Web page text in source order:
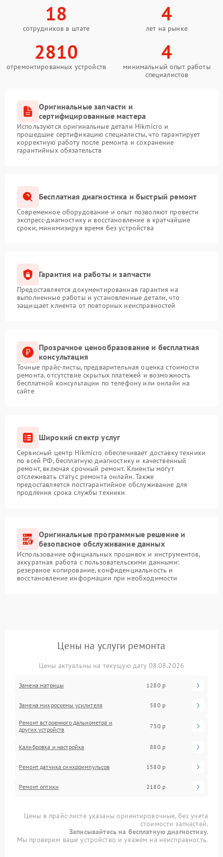
18
сотрудников в штате
4
лет на рынке
2810
отремонтированных устройств
4
минимальный опыт работы
специалистов
Оригинальные запчасти и
сертифицированные мастера
Используются оригинальные детали Hikmicro и
прошедшие сертификацию специалисты, что гарантирует
корректную работу после ремонта и сохранение
гарантийных обязательств
Бесплатная диагностика и быстрый ремонт
Современное оборудование и опыт позволяют провести
экспресс-диагностику и восстановление в кратчайшие
сроки, минимизируя время без устройства
Гарантия на работы и запчасти
Предоставляется документированная гарантия на
выполненные работы и установленные детали, что
защищает клиента от повторных неисправностей
Прозрачное ценообразование и бесплатная
консультация
Точные прайс-листы, предварительная оценка стоимости
ремонта, отсутствие скрытых платежей и возможность
бесплатной консультации по телефону или онлайн на
сайте
Широкий спектр услуг
Сервисный центр Hikmicro обеспечивает доставку техники
по всей РФ, бесплатную диагностику и качественный
ремонт, включая срочный ремонт. Клиенты могут
отслеживать статус ремонта онлайн. Также
предоставляется постгарантийное обслуживание для
продления срока службы техники
Оригинальные программные решение и
безопасное обслуживание данных
Использование официальных прошивок и инструментов,
аккуратная работа с пользовательскими данными:
резервное копирование, конфиденциальность и
восстановление информации при необходимости
Цены на услуги ремонта
Цены актуальны на текущую дату 08.08.2026
Замена матрицы 1280 р
Замена микросхемы усилителя 580 р
Ремонт встроенного дальнометра и
других устройств
730 р
Калибровка и настройка 880 р
Ремонт датчика синхроимпульсов 1580 р
Ремонт оптики 2180 р
Цены в прайс-листе указаны ориентировочные, без учета
стоимости запчастей.
Записывайтесь на бесплатную диагностику.
Мы проверим ваше устройство и укажем на неисправность.